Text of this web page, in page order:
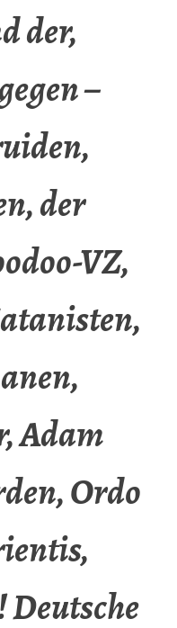
der,
–
der
VZ,
Adam
Ordo
Deutsche